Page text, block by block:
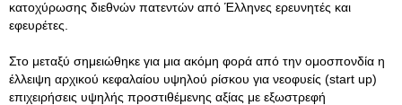
κατοχύρωσης διεθνών πατεντών από Έλληνες ερευνητές και
εφευρέτες.
Στο μεταξύ σημειώθηκε για μια ακόμη φορά από την ομοσπονδία η
έλλειψη αρχικού κεφαλαίου υψηλού ρίσκου για νεοφυείς (start up)
επιχειρήσεις υψηλής προστιθέμενης αξίας με εξωστρεφή